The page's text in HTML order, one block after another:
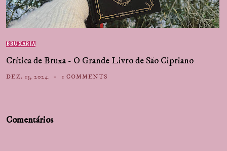
BRUXARIA
Crítica de Bruxa - O Grande Livro de São Cipriano
DEZ. 13, 2024 1 COMMENTS
Comentários